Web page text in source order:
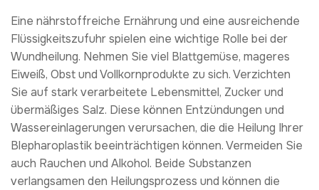
Eine nährstoffreiche Ernährung und eine ausreichende
Flüssigkeitszufuhr spielen eine wichtige Rolle bei der
Wundheilung. Nehmen Sie viel Blattgemüse, mageres
Eiweiß, Obst und Vollkornprodukte zu sich. Verzichten
Sie auf stark verarbeitete Lebensmittel, Zucker und
übermäßiges Salz. Diese können Entzündungen und
Wassereinlagerungen verursachen, die die Heilung Ihrer
Blepharoplastik beeinträchtigen können. Vermeiden Sie
auch Rauchen und Alkohol. Beide Substanzen
verlangsamen den Heilungsprozess und können die